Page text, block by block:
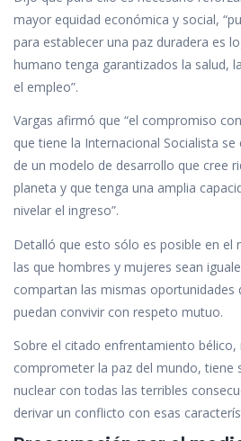
mayor equidad económica y social,
para establecer una paz duradera es
humano tenga garantizados la salud,
el empleo”.
Vargas afirmó que “el compromiso
que tiene la Internacional Socialista
de un modelo de desarrollo que cree
planeta y que tenga una amplia
nivelar el ingreso”.
Detalló que esto sólo es posible en el
las que hombres y mujeres sean
compartan las mismas oportunidades
puedan convivir con respeto mutuo.
Sobre el citado enfrentamiento bélico,
comprometer la paz del mundo, tiene
nuclear con todas las terribles
derivar un conflicto con esas